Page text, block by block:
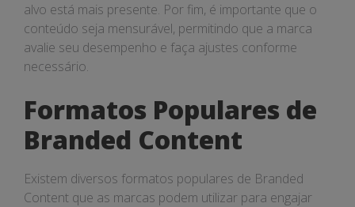
alvo está mais presente. Por fim, é importante que o
conteúdo seja mensurável, permitindo que a marca
avalie seu desempenho e faça ajustes conforme
necessário.
Formatos Populares de
Branded Content
Existem diversos formatos populares de Branded
Content que as marcas podem utilizar para engajar